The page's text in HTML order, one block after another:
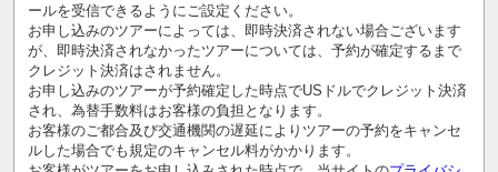
ールを受信できるようにご設定ください。
お申し込みのツアーによっては、即時決済されない場合ございます
が、即時決済されなかったツアーについては、予約が確定するまで
クレジット決済はされません。
お申し込みのツアーが予約確定した時点でUSドルでクレジット決済
され、為替手数料はお客様の負担となります。
お客様のご都合及び交通機関の遅延によりツアーの予約をキャンセ
ルした場合でも規定のキャンセル料がかかります。